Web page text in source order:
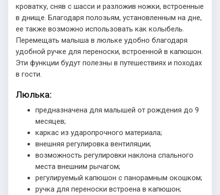
кроватку, сняв с шасси и разложив ножки, встроенные
в днище. Благодаря полозьям, установленным на дне,
ее также возможно использовать как колыбель.
Перемещать малыша в люльке удобно благодаря
удобной ручке для переноски, встроенной в капюшон.
Эти функции будут полезны в путешествиях и походах
в гости.
Люлька:
предназначена для малышей от рождения до 9
месяцев;
каркас из ударопрочного материала;
внешняя регулировка вентиляции;
возможность регулировки наклона спального
места внешним рычагом;
регулируемый капюшон с панорамным окошком;
ручка для переноски встроена в капюшон;